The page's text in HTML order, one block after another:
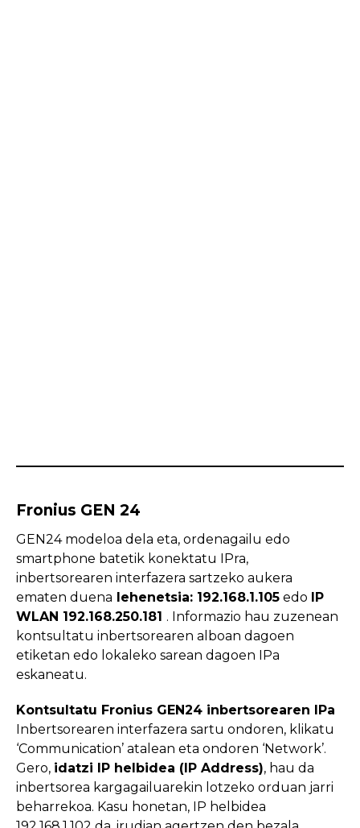
Fronius GEN 24
GEN24 modeloa dela eta, ordenagailu edo
smartphone batetik konektatu IPra,
inbertsorearen interfazera sartzeko aukera
ematen duena lehenetsia: 192.168.1.105 edo IP
WLAN 192.168.250.181 . Informazio hau zuzenean
kontsultatu inbertsorearen alboan dagoen
etiketan edo lokaleko sarean dagoen IPa
eskaneatu.
Kontsultatu Fronius GEN24 inbertsorearen IPa
Inbertsorearen interfazera sartu ondoren, klikatu
‘Communication’ atalean eta ondoren ‘Network’.
Gero, idatzi IP helbidea (IP Address), hau da
inbertsorea kargagailuarekin lotzeko orduan jarri
beharrekoa. Kasu honetan, IP helbidea